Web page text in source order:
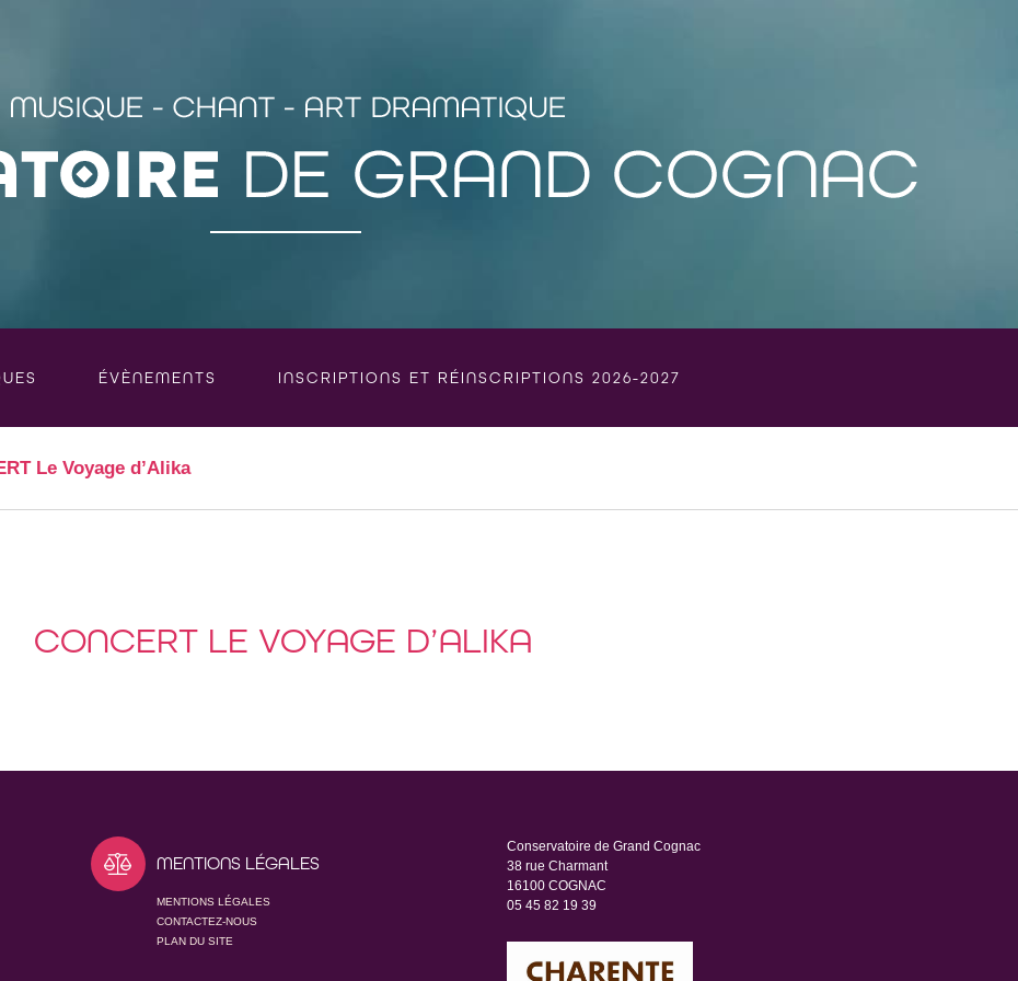
ÉVÈNEMENTS INSCRIPTIONS ET RÉINSCRIPTIONS 2026-2027
Le Voyage d’Alika
CONCERT LE VOYAGE D’ALIKA
MENTIONS LÉGALES
MENTIONS LÉGALES
CONTACTEZ-NOUS
PLAN DU SITE
Conservatoire de Grand Cognac
38 rue Charmant
16100 COGNAC
05 45 82 19 39